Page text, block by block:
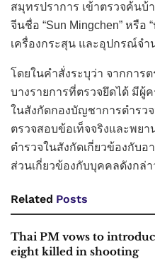
สมุทรปราการ เข้าตรวจค้น
จีนชื่อ “Sun Mingchen” หรือ
เครื่องกระสุน และอุปกรณ์จำ
โดยในคำสั่งระบุว่า จากการ
บางรายการที่ตรวจยึดได้ มีผู้
ในสังกัดกองบัญชาการตำรว
ตรวจสอบข้อเท็จจริงและพย
ตำรวจในสังกัดเกี่ยวข้องกับ
ส่วนเกี่ยวข้องกับบุคคลดังกล่
Related Posts
Thai PM vows to
eight killed in shooting